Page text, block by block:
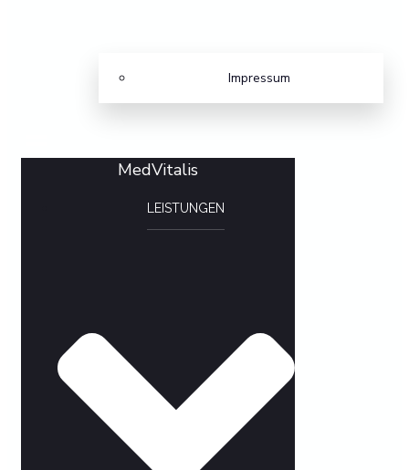
Impressum
MedVitalis
LEISTUNGEN